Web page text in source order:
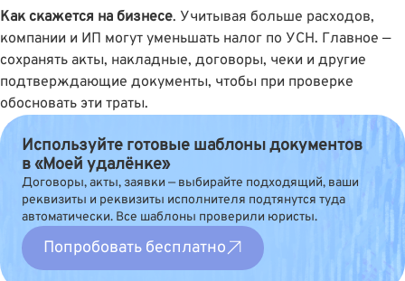
Как скажется на бизнесе. Учитывая больше расходов,
компании и ИП могут уменьшать налог по УСН. Главное —
сохранять акты, накладные, договоры, чеки и другие
подтверждающие документы, чтобы при проверке
обосновать эти траты.
Используйте готовые шаблоны документов
в «Моей удалёнке»
Договоры, акты, заявки — выбирайте подходящий, ваши
реквизиты и реквизиты исполнителя подтянутся туда
автоматически. Все шаблоны проверили юристы.
Попробовать бесплатно